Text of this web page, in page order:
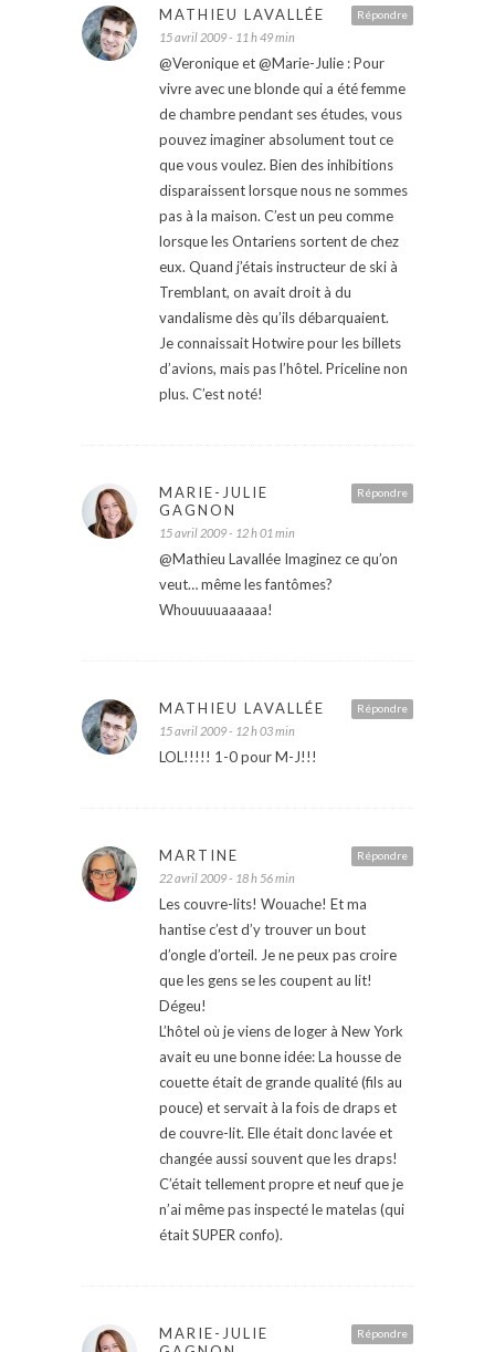
Répondre
MATHIEU LAVALLÉE
15 avril 2009 - 11 h 49 min
@Veronique et @Marie-Julie : Pour
vivre avec une blonde qui a été femme
de chambre pendant ses études, vous
pouvez imaginer absolument tout ce
que vous voulez. Bien des inhibitions
disparaissent lorsque nous ne sommes
pas à la maison. C’est un peu comme
lorsque les Ontariens sortent de chez
eux. Quand j’étais instructeur de ski à
Tremblant, on avait droit à du
vandalisme dès qu’ils débarquaient.
Je connaissait Hotwire pour les billets
d’avions, mais pas l’hôtel. Priceline non
plus. C’est noté!
Répondre
MARIE-JULIE
GAGNON
15 avril 2009 - 12 h 01 min
@Mathieu Lavallée Imaginez ce qu’on
veut… même les fantômes?
Whouuuuaaaaaa!
Répondre
MATHIEU LAVALLÉE
15 avril 2009 - 12 h 03 min
LOL!!!!! 1-0 pour M-J!!!
Répondre
MARTINE
22 avril 2009 - 18 h 56 min
Les couvre-lits! Wouache! Et ma
hantise c’est d’y trouver un bout
d’ongle d’orteil. Je ne peux pas croire
que les gens se les coupent au lit!
Dégeu!
L’hôtel où je viens de loger à New York
avait eu une bonne idée: La housse de
couette était de grande qualité (fils au
pouce) et servait à la fois de draps et
de couvre-lit. Elle était donc lavée et
changée aussi souvent que les draps!
C’était tellement propre et neuf que je
n’ai même pas inspecté le matelas (qui
était SUPER confo).
Répondre
MARIE-JULIE